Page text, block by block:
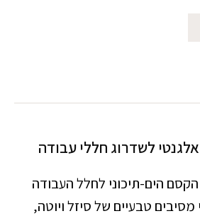
הים-תיכוני לחלל העבודה
טבעיים של סיזל ויוטה,